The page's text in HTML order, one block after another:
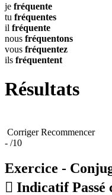
je fréquente
tu fréquentes
il fréquente
nous fréquentons
vous fréquentez
ils fréquentent
Résultats
CorrigerRecommencer
- /10
Exercice -
 Indicatif Passé